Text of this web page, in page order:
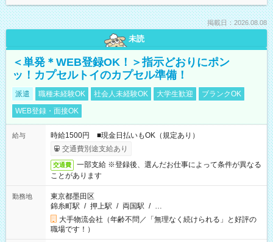
掲載日：2026.08.08
未読
＜単発＊WEB登録OK！＞指示どおりにポン
ッ！カプセルトイのカプセル準備！
派遣 職種未経験OK 社会人未経験OK 大学生歓迎
ブランクOK
WEB登録・面接OK
給与
時給1500円 ■現金日払いもOK（規定あり）
交通費別途支給あり
交通費
一部支給 ※登録後、選んだお仕事によって条件が異なる
ことがあります
勤務地
東京都墨田区
錦糸町駅 / 押上駅 / 両国駅 / …
大手物流会社（年齢不問／「無理なく続けられる」と好評の
職場です！）